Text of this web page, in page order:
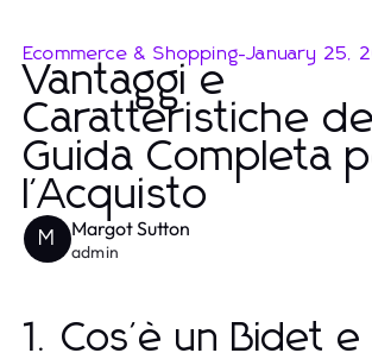
Ecommerce & Shopping-January 25,
Vantaggi e
Caratteristiche
Guida Completa
l'Acquisto
M Margot Sutton
admin
1. Cos'è un Bidet e